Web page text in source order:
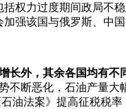
权力过度期间政局不
强该国与俄罗斯、中
长外，其余各国均有
不断恶化，石油产量大
油法案》提高征税税